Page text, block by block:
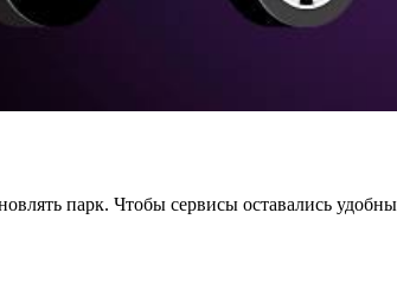
парк. Чтобы сервисы оставались